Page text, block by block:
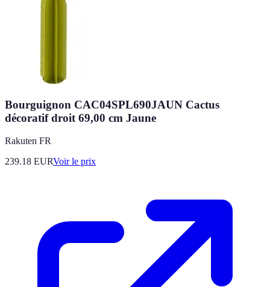
Bourguignon CAC04SPL690JAUN Cactus
décoratif droit 69,00 cm Jaune
Rakuten FR
239.18 EURVoir le prix